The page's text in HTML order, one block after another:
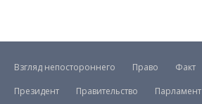
Взгляд непостороннего Право
Факт
Президент
Правительство Парламент